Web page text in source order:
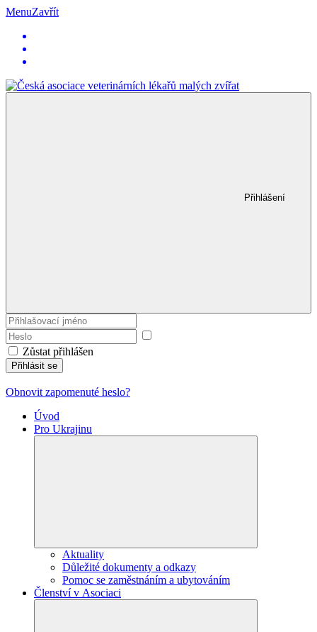
MenuZavřít
Přihlášení
Zůstat přihlášen
Přihlásit se
Obnovit zapomenuté heslo?
Úvod
Pro Ukrajinu
Aktuality
Důležité dokumenty a odkazy
Pomoc se zaměstnáním a ubytováním
Členství v Asociaci